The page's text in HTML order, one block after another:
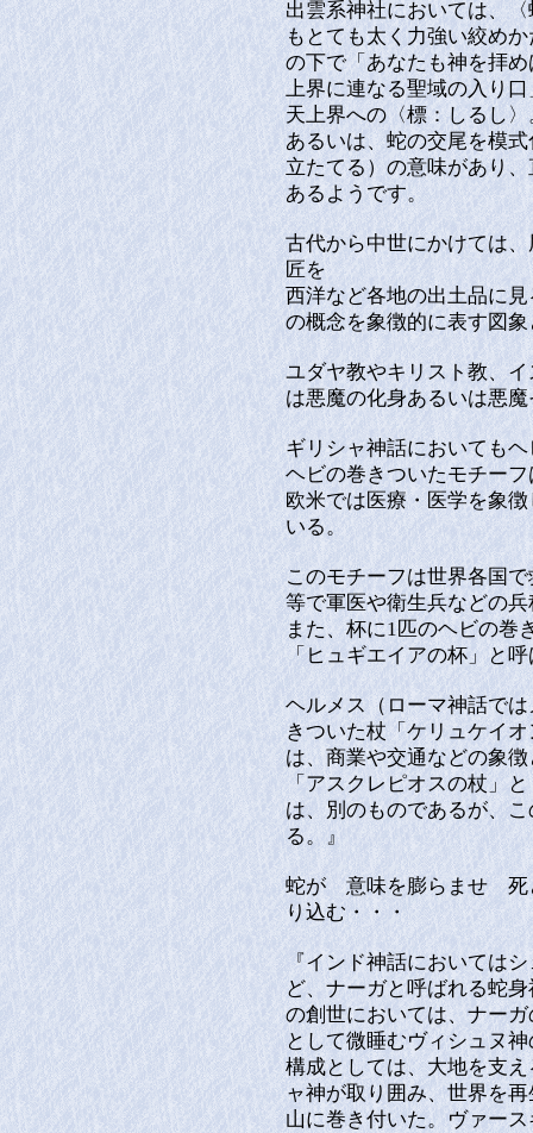
出雲系神社においては、
もとても太く力強い絞め
の下で「あなたも神を拝
上界に連なる聖域の入り
天上界への〈標：しるし〉
あるいは、蛇の交尾を模
立たてる）の意味があり
あるようです。
古代から中世にかけては
匠を
西洋など各地の出土品に
の概念を象徴的に表す図
ユダヤ教やキリスト教、
は悪魔の化身あるいは悪
ギリシャ神話においても
ヘビの巻きついたモチー
欧米では医療・医学を象
いる。
このモチーフは世界各国
等で軍医や衛生兵などの
また、杯に1匹のヘビの巻
「ヒュギエイアの杯」と
ヘルメス（ローマ神話で
きついた杖「ケリュケイ
は、商業や交通などの象
「アスクレピオスの杖」
は、別のものであるが、
る。』
蛇が 意味を膨らませ 死
り込む・・・
『インド神話においては
ど、ナーガと呼ばれる蛇
の創世においては、ナー
として微睡むヴィシュヌ
構成としては、大地を支
ャ神が取り囲み、世界を
山に巻き付いた。ヴァー